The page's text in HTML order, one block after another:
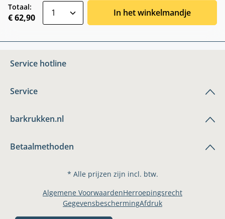
Totaal:
€ 62,90 In het winkelmandje
Service hotline
Service
barkrukken.nl
Betaalmethoden
* Alle prijzen zijn incl. btw.
Algemene VoorwaardenHerroepingsrecht
GegevensbeschermingAfdruk